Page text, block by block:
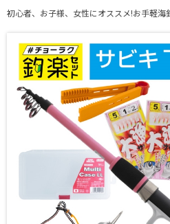
初心者、お子様、女性にオススメ!お手軽海